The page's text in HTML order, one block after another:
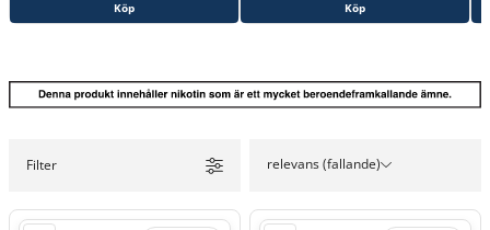
Köp Köp
Filter relevans (fallande)